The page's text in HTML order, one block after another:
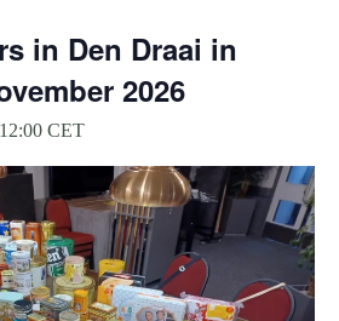
in Den Draai in
2026
12:00 CET